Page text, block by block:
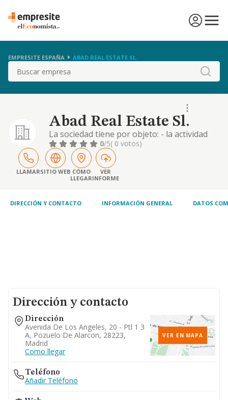
EMPRESITE ESPAÑA ABAD REAL ESTATE SL.
Buscar
Abad Real Estate Sl.
La sociedad tiene por objeto: - la actividad
principal de la sociedad es: - cnae: 4110.
promoción inmobiliaria-- pudiendo
dedicarse la sociedad además a: --- cnae:
6810. compraventa de bienes inmobiliarios
por cuenta propia. cnae: 6820. alquiler de
cnae
0/5( 0 votos)
LLAMARSITIO WEB CÓMO
LLEGAR
VER
INFORME
DIRECCIÓN Y CONTACTO INFORMACIÓN GENERAL DATOS
Dirección y contacto
Dirección
Avenida De Los Angeles, 20 - Ptl 1 3
A, Pozuelo De Alarcon, 28223,
Madrid
Como llegar
VER EN MAPA
Teléfono
Añadir Teléfono